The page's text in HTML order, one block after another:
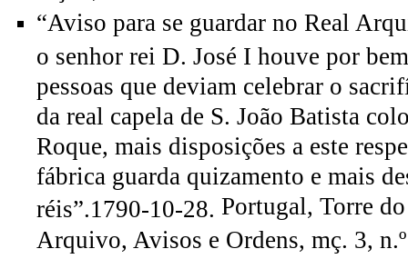
“Aviso para se guardar no Real
o senhor rei D. José I houve por
pessoas que deviam celebrar o
da real capela de S. João Batista
Roque, mais disposições a este
fábrica guarda quizamento e mais
réis”.1790-10-28. Portugal, Torre
Arquivo, Avisos e Ordens, mç. 3,